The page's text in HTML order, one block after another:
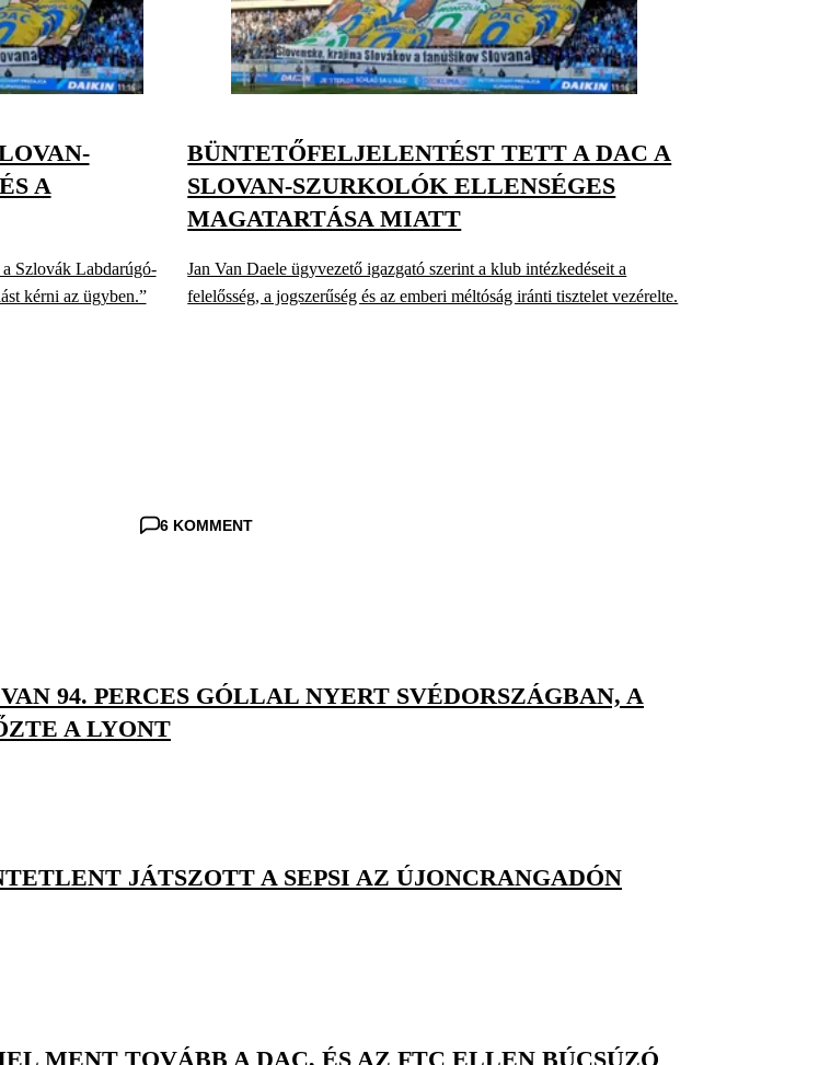
A
Szlovák Labdarúgó-
kérni az ügyben.”
BÜNTETŐFELJELENTÉST TETT A DAC A
SLOVAN-SZURKOLÓK ELLENSÉGES
MAGATARTÁSA MIATT
Jan Van Daele ügyvezető igazgató szerint a klub intézkedéseit a
felelősség, a jogszerűség és az emberi méltóság iránti tisztelet vezérelte.
6 KOMMENT
94. PERCES GÓLLAL NYERT SVÉDORSZÁGBAN, A
A LYONT
JÁTSZOTT A SEPSI AZ ÚJONCRANGADÓN
MENT TOVÁBB A DAC, ÉS AZ FTC ELLEN BÚCSÚZÓ